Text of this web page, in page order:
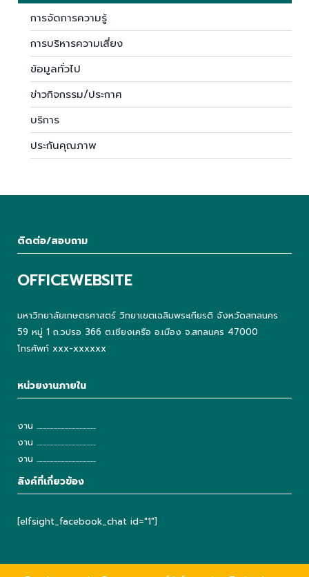
การจัดการความรู้
การบริหารความเสี่ยง
ข้อมูลทั่วไป
ข่าวกิจกรรม/ประกาศ
บริการ
ประกันคุณภาพ
ติดต่อ/สอบถาม
OFFICEWEBSITE
มหาวิทยาลัยเกษตรศาสตร์ วิทยาเขตเฉลิมพระเกียรติ จังหวัดสกลนคร
59 หมู่ 1 ถ.วปรอ 366 ต.เชียงเครือ อ.เมือง จ.สกลนคร 47000
โทรศัพท์ xxx-xxxxxx
หน่วยงานภายใน
งาน ...........................................
งาน ...........................................
งาน ...........................................
ลิงค์ที่เกี่ยวข้อง
[elfsight_facebook_chat id="1"]